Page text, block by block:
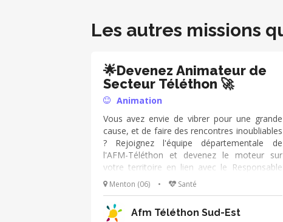
Les autres missions
🌟Devenez Animateur de
Secteur Téléthon 🚀
Animation
Vous avez envie de vibrer pour une grande
cause, et de faire des rencontres inoubliables
? Rejoignez l'équipe départementale de
l'AFM-Téléthon et devenez le moteur sur
votre territoire en lien avec le Responsable
du Pôle Développement 🌟 Vos missions : •
Accompagnez et boostez notre super réseau
d'organisateurs locaux (mairies, associations
motivées, écoles, entreprises engagées et
Menton (06) • Santé
Afm Téléthon Sud-Est